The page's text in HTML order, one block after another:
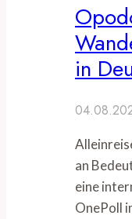
in
an
eine
OnePoll